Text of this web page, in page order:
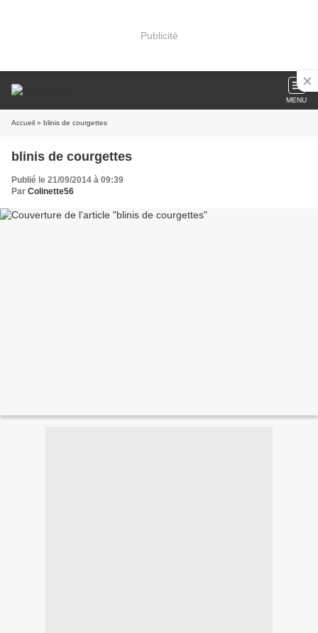
Publicité
MENU
Accueil » blinis de courgettes
blinis de courgettes
Publié le 21/09/2014 à 09:39
Par Colinette56